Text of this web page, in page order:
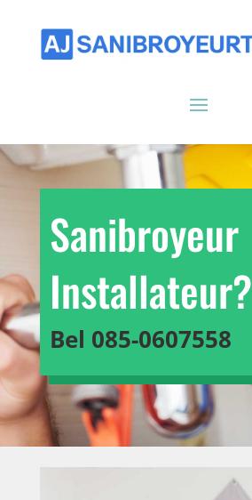
Sanibroyeur
Installateur?
Bel 085-0607558